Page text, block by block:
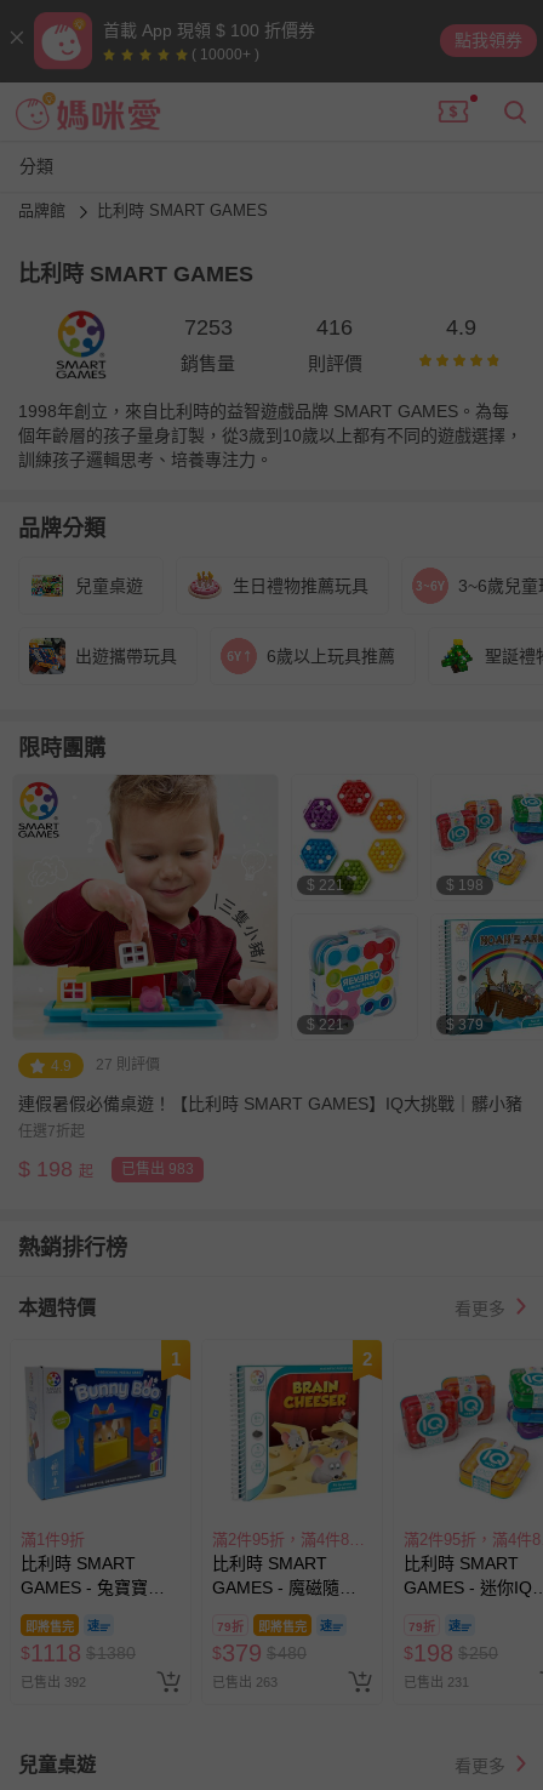
首載 App 現領 $ 100 折價券
( 10000+ )
點我領券
分類
品牌館 比利時 SMART GAMES
比利時 SMART GAMES
7253
銷售量
416
則評價
4.9
1998年創立，來自比利時的益智遊戲品牌 SMART GAMES。為每
個年齡層的孩子量身訂製，從3歲到10歲以上都有不同的遊戲選擇，
訓練孩子邏輯思考、培養專注力。
品牌分類
兒童桌遊 生日禮物推薦玩具 3~6歲兒
出遊攜帶玩具 6歲以上玩具推薦 聖誕禮
限時團購
$ 221
$ 221
$ 198
$ 379
4.9 27 則評價
連假暑假必備桌遊！【比利時 SMART GAMES】IQ大挑戰｜髒小豬
任選7折起
$ 198 起 已售出 983
熱銷排行榜
本週特價 看更多
1
滿1件9折
比利時 SMART
GAMES - 兔寶寶魔
術箱-2-5歲
即將售完
$1118 $1380
已售出 392
2
滿2件95折，滿4件89折
比利時 SMART
GAMES - 魔磁隨身
遊戲-小老鼠找起司-6
歲以上
79折 即將售完
$379 $480
已售出 263
比利時 SMART
GAMES - 迷你IQ
出貨
79折
$198 $250
已售出 231
兒童桌遊 看更多